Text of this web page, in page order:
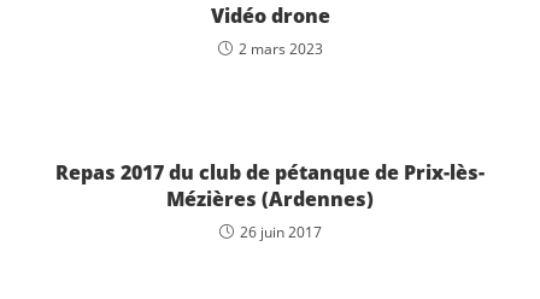
Vidéo drone
2 mars 2023
Repas 2017 du club de pétanque de Prix-lès-
Mézières (Ardennes)
26 juin 2017